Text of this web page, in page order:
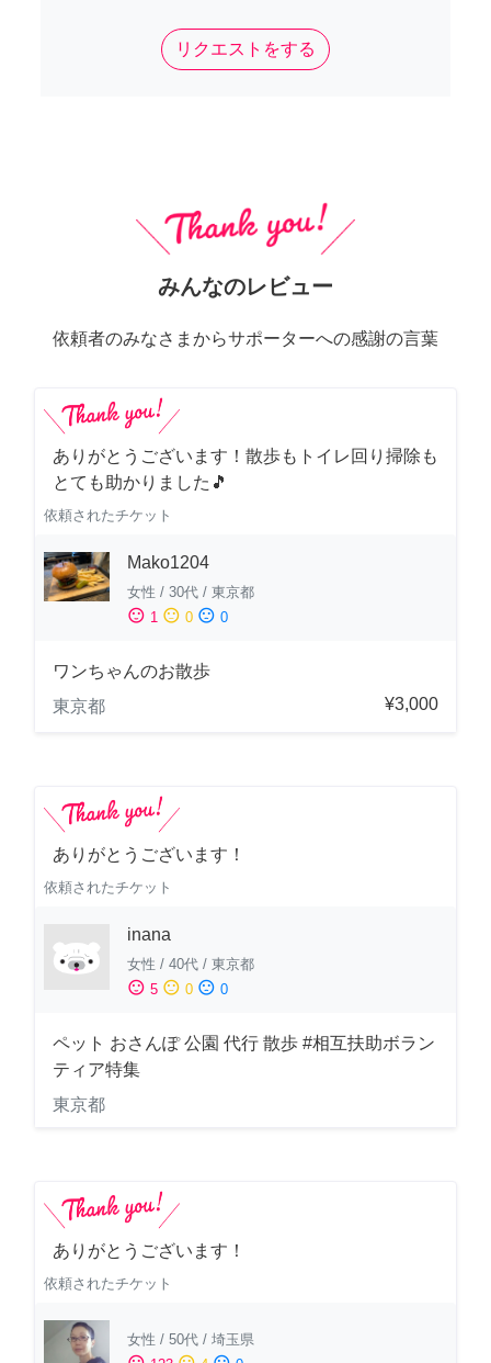
リクエストをする
みんなのレビュー
依頼者のみなさまからサポーターへの感謝の言葉
ありがとうございます！散歩もトイレ回り掃除も
とても助かりました🎵
依頼されたチケット
Mako1204
女性 / 30代 / 東京都
sentiment_satisfied 1 sentiment_neutral 0 sentiment_dissatisfied 0
ワンちゃんのお散歩
東京都
¥3,000
ありがとうございます！
依頼されたチケット
inana
女性 / 40代 / 東京都
sentiment_satisfied 5 sentiment_neutral 0 sentiment_dissatisfied 0
ペット おさんぽ 公園 代行 散歩 #相互扶助ボラン
ティア特集
東京都
ありがとうございます！
依頼されたチケット
女性 / 50代 / 埼玉県